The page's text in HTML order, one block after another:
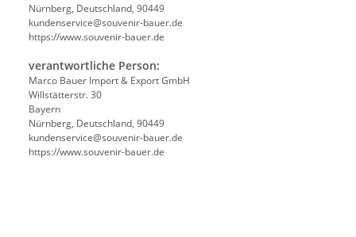
Nürnberg, Deutschland, 90449
kundenservice@souvenir-bauer.de
https://www.souvenir-bauer.de
verantwortliche Person:
Marco Bauer Import & Export GmbH
Willstätterstr. 30
Bayern
Nürnberg, Deutschland, 90449
kundenservice@souvenir-bauer.de
https://www.souvenir-bauer.de